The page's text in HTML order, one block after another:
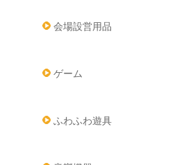
会場設営用品
ゲーム
ふわふわ遊具